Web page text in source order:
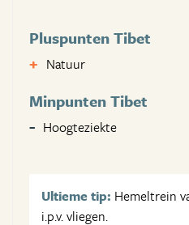
Pluspunten Tibet
Natuur
Minpunten Tibet
Hoogteziekte
Ultieme tip: Hemeltrein
i.p.v. vliegen.